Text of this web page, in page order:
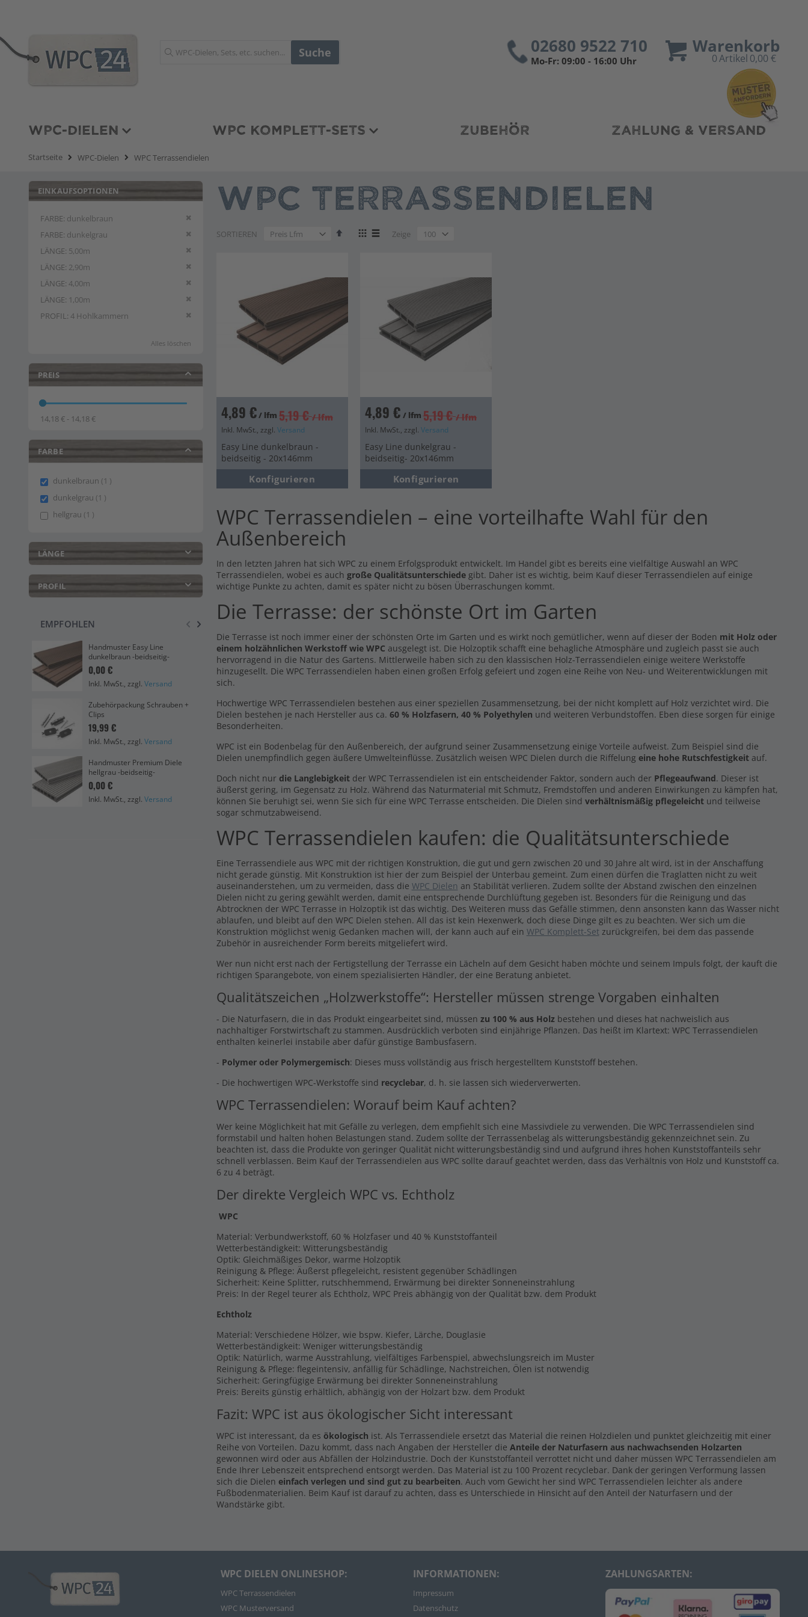
Warenkorb
0Artikel 0,00 €
Suche 02680 9522 710
Mo-Fr: 09:00 - 16:00 Uhr
WPC-DIELEN WPC KOMPLETT-SETS ZUBEHÖR ZAHLUNG & VERSAND
Startseite WPC-Dielen WPC Terrassendielen
WPC TERRASSENDIELEN
SORTIEREN
AbsteigendAnzeigen
Zeige
4,89 €/ lfm 5,19 € / lfm
Inkl. MwSt., zzgl. Versand
Easy Line dunkelbraun -
beidseitig - 20x146mm
Konfigurieren
4,89 € / lfm5,19 € / lfm
Inkl. MwSt., zzgl. Versand
Easy Line dunkelgrau -
beidseitig- 20x146mm
Konfigurieren
WPC Terrassendielen – eine vorteilhafte Wahl für den
Außenbereich
In den letzten Jahren hat sich WPC zu einem Erfolgsprodukt entwickelt. Im Handel gibt es bereits eine vielfältige Auswahl an WPC
Terrassendielen, wobei es auch große Qualitätsunterschiede gibt. Daher ist es wichtig, beim Kauf dieser Terrassendielen auf einige
wichtige Punkte zu achten, damit es später nicht zu bösen Überraschungen kommt.
Die Terrasse: der schönste Ort im Garten
Die Terrasse ist noch immer einer der schönsten Orte im Garten und es wirkt noch gemütlicher, wenn auf dieser der Boden mit Holz oder
einem holzähnlichen Werkstoff wie WPC ausgelegt ist. Die Holzoptik schafft eine behagliche Atmosphäre und zugleich passt sie auch
hervorragend in die Natur des Gartens. Mittlerweile haben sich zu den klassischen Holz-Terrassendielen einige weitere Werkstoffe
hinzugesellt. Die WPC Terrassendielen haben einen großen Erfolg gefeiert und zogen eine Reihe von Neu- und Weiterentwicklungen mit
sich.
Hochwertige WPC Terrassendielen bestehen aus einer speziellen Zusammensetzung, bei der nicht komplett auf Holz verzichtet wird. Die
Dielen bestehen je nach Hersteller aus ca. 60 % Holzfasern, 40 % Polyethylen und weiteren Verbundstoffen. Eben diese sorgen für einige
Besonderheiten.
WPC ist ein Bodenbelag für den Außenbereich, der aufgrund seiner Zusammensetzung einige Vorteile aufweist. Zum Beispiel sind die
Dielen unempfindlich gegen äußere Umwelteinflüsse. Zusätzlich weisen WPC Dielen durch die Riffelung eine hohe Rutschfestigkeitauf.
Doch nicht nur die Langlebigkeitder WPC Terrassendielen ist ein entscheidender Faktor, sondern auch der Pflegeaufwand. Dieser ist
äußerst gering, im Gegensatz zu Holz. Während das Naturmaterial mit Schmutz, Fremdstoffen und anderen Einwirkungen zu kämpfen hat,
können Sie beruhigt sei, wenn Sie sich für eine WPC Terrasse entscheiden. Die Dielen sind verhältnismäßig pflegeleichtund teilweise
sogar schmutzabweisend.
WPC Terrassendielen kaufen: die Qualitätsunterschiede
Eine Terrassendiele aus WPC mit der richtigen Konstruktion, die gut und gern zwischen 20 und 30 Jahre alt wird, ist in der Anschaffung
nicht gerade günstig. Mit Konstruktion ist hier der zum Beispiel der Unterbau gemeint. Zum einen dürfen die Traglatten nicht zu weit
auseinanderstehen, um zu vermeiden, dass die WPC Dielen an Stabilität verlieren. Zudem sollte der Abstand zwischen den einzelnen
Dielen nicht zu gering gewählt werden, damit eine entsprechende Durchlüftung gegeben ist. Besonders für die Reinigung und das
Abtrocknen der WPC Terrasse in Holzoptik ist das wichtig. Des Weiteren muss das Gefälle stimmen, denn ansonsten kann das Wasser nicht
ablaufen, und bleibt auf den WPC Dielen stehen. All das ist kein Hexenwerk, doch diese Dinge gilt es zu beachten. Wer sich um die
Konstruktion möglichst wenig Gedanken machen will, der kann auch auf ein WPC Komplett-Setzurückgreifen, bei dem das passende
Zubehör in ausreichender Form bereits mitgeliefert wird.
Wer nun nicht erst nach der Fertigstellung der Terrasse ein Lächeln auf dem Gesicht haben möchte und seinem Impuls folgt, der kauft die
richtigen Sparangebote, von einem spezialisierten Händler, der eine Beratung anbietet.
Qualitätszeichen „Holzwerkstoffe“: Hersteller müssen strenge Vorgaben einhalten
- Die Naturfasern, die in das Produkt eingearbeitet sind, müssen zu 100 % aus Holz bestehen und dieses hat nachweislich aus
nachhaltiger Forstwirtschaft zu stammen. Ausdrücklich verboten sind einjährige Pflanzen. Das heißt im Klartext: WPC Terrassendielen
enthalten keinerlei instabile aber dafür günstige Bambusfasern.
- Polymer oder Polymergemisch: Dieses muss vollständig aus frisch hergestelltem Kunststoff bestehen.
- Die hochwertigen WPC-Werkstoffe sind recyclebar, d. h. sie lassen sich wiederverwerten.
WPC Terrassendielen: Worauf beim Kauf achten?
Wer keine Möglichkeit hat mit Gefälle zu verlegen, dem empfiehlt sich eine Massivdiele zu verwenden. Die WPC Terrassendielen sind
formstabil und halten hohen Belastungen stand. Zudem sollte der Terrassenbelag als witterungsbeständig gekennzeichnet sein. Zu
beachten ist, dass die Produkte von geringer Qualität nicht witterungsbeständig sind und aufgrund ihres hohen Kunststoffanteils sehr
schnell verblassen. Beim Kauf der Terrassendielen aus WPC sollte darauf geachtet werden, dass das Verhältnis von Holz und Kunststoff ca.
6 zu 4 beträgt.
Der direkte Vergleich WPC vs. Echtholz
WPC
Material: Verbundwerkstoff, 60 % Holzfaser und 40 % Kunststoffanteil
Wetterbeständigkeit: Witterungsbeständig
Optik: Gleichmäßiges Dekor, warme Holzoptik
Reinigung & Pflege: Äußerst pflegeleicht, resistent gegenüber Schädlingen
Sicherheit: Keine Splitter, rutschhemmend, Erwärmung bei direkter Sonneneinstrahlung
Preis: In der Regel teurer als Echtholz, WPC Preis abhängig von der Qualität bzw. dem Produkt
Echtholz
Material: Verschiedene Hölzer, wie bspw. Kiefer, Lärche, Douglasie
Wetterbeständigkeit: Weniger witterungsbeständig
Optik: Natürlich, warme Ausstrahlung, vielfältiges Farbenspiel, abwechslungsreich im Muster
Reinigung & Pflege: flegeintensiv, anfällig für Schädlinge, Nachstreichen, Ölen ist notwendig
Sicherheit: Geringfügige Erwärmung bei direkter Sonneneinstrahlung
Preis: Bereits günstig erhältlich, abhängig von der Holzart bzw. dem Produkt
Fazit: WPC ist aus ökologischer Sicht interessant
WPC ist interessant, da es ökologisch ist. Als Terrassendiele ersetzt das Material die reinen Holzdielen und punktet gleichzeitig mit einer
Reihe von Vorteilen. Dazu kommt, dass nach Angaben der Hersteller die Anteile der Naturfasern aus nachwachsenden Holzarten
gewonnen wird oder aus Abfällen der Holzindustrie. Doch der Kunststoffanteil verrottet nicht und daher müssen WPC Terrassendielen am
Ende Ihrer Lebenszeit entsprechend entsorgt werden. Das Material ist zu 100 Prozent recyclebar. Dank der geringen Verformung lassen
sich die Dielen einfach verlegen und sind gut zu bearbeiten. Auch vom Gewicht her sind WPC Terrassendielen leichter als andere
Fußbodenmaterialien. Beim Kauf ist darauf zu achten, dass es Unterschiede in Hinsicht auf den Anteil der Naturfasern und der
Wandstärke gibt.
EINKAUFSOPTIONEN
FARBE dunkelbraun
Diesen Artikel entfernen
FARBE dunkelgrau
Diesen Artikel entfernen
LÄNGE 5,00m
Diesen Artikel entfernen
LÄNGE 2,90m
Diesen Artikel entfernen
LÄNGE 4,00m
Diesen Artikel entfernen
LÄNGE 1,00m
Diesen Artikel entfernen
PROFIL 4 Hohlkammern Diesen Artikel entfernen
Alles löschen
PREIS
14,18 € - 14,18 €
FARBE
dunkelbraun 1 item
dunkelgrau 1 item
hellgrau 1 item
LÄNGE
PROFIL
EMPFOHLEN
Handmuster Easy Line
dunkelbraun -beidseitig-
0,00 €
Inkl. MwSt., zzgl. Versand
Zubehörpackung Schrauben +
Clips
19,99 €
Inkl. MwSt., zzgl. Versand
Handmuster Premium Diele
hellgrau -beidseitig-
0,00 €
Inkl. MwSt., zzgl. Versand
Easy Line dunkelbraun -
beidseitig - 20x146mm
4,89 €/ lfm5,19 € / lfm
Handmuster Volldiele
hellbraun -beidseitig-
0,00 €
Inkl. MwSt., zzgl. Versand
beidseitig- 20x146mm
Inkl. MwSt., zzgl.Versand
Unterlegepads /
Abstandhalter 3mm
13,99 €
Handmuster Breitdiele
Premium XL dunkelgrau -
Inkl. MwSt., zzgl.Versand
Volldiele XL dunkelgrau -
beidseitig-
0,00 €
WPC DIELEN ONLINESHOP:
WPC Terrassendielen
WPC Musterversand
INFORMATIONEN:
Impressum
Datenschutz
ZAHLUNGSARTEN: